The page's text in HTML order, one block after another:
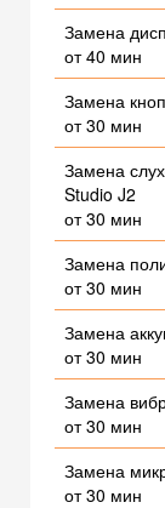
Замена
от 40 мин
Замена
от 30 мин
Замена
Studio J2
от 30 мин
Замена
от 30 мин
Замена
от 30 мин
Замена
от 30 мин
Замена
от 30 мин